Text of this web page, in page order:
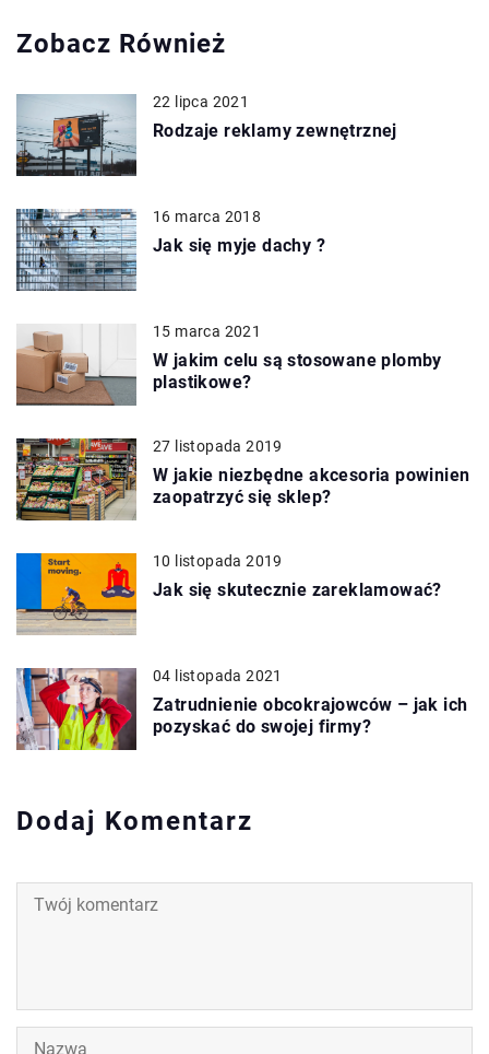
Zobacz Również
22 lipca 2021
Rodzaje reklamy zewnętrznej
16 marca 2018
Jak się myje dachy ?
15 marca 2021
W jakim celu są stosowane plomby
plastikowe?
27 listopada 2019
W jakie niezbędne akcesoria powinien
zaopatrzyć się sklep?
10 listopada 2019
Jak się skutecznie zareklamować?
04 listopada 2021
Zatrudnienie obcokrajowców – jak ich
pozyskać do swojej firmy?
Dodaj Komentarz